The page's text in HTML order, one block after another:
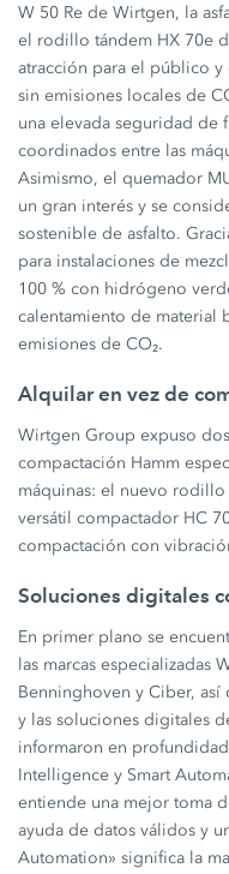
W 50 Re de Wirtgen, la
el rodillo tándem HX 70e
atracción para el público
sin emisiones locales de
una elevada seguridad de
coordinados entre las
Asimismo, el quemador
un gran interés y se
sostenible de asfalto.
para instalaciones de
100 % con hidrógeno
calentamiento de material
emisiones de CO₂.
Alquilar en vez de
Wirtgen Group expuso
compactación Hamm
máquinas: el nuevo
versátil compactador HC
compactación con
Soluciones digitales
En primer plano se
las marcas especializadas
Benninghoven y Ciber,
y las soluciones digitales
informaron en
Intelligence y Smart
entiende una mejor toma
ayuda de datos válidos y
Automation» significa la